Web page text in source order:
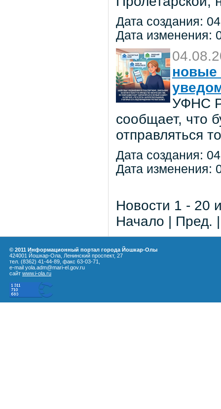
Дата создания:
Дата изменения:
новые
УФНС
сообщает, что
отправляться
Дата создания:
Дата изменения:
Новости 1 - 20
Начало | Пред.
© 2011 Информационный портал города Йошкар-Олы
424001 Йошкар-Ола, Ленинский проспект, 27
тел. (8362) 41-44-89, факс 63-03-71,
e-mail yola.adm@mari-el.gov.ru
сайт www.i-ola.ru